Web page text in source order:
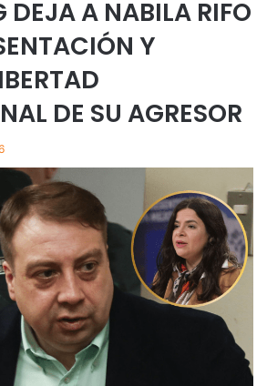
DEJA A NABILA RIFO
Y
DE SU AGRESOR